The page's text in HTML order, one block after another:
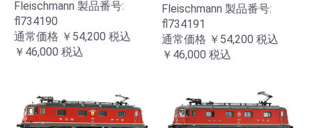
Fleischmann 製品番号:
fl734190
通常価格 ￥54,200 税込
￥46,000 税込
Fleischmann 製品番号:
fl734191
通常価格 ￥54,200 税込
￥46,000 税込